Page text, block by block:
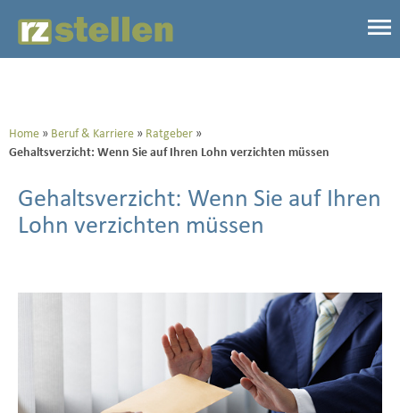
Home Beruf & Karriere
Ratgeber
Gehaltsverzicht: Wenn Sie auf Ihren Lohn verzichten müssen
Gehaltsverzicht: Wenn Sie auf Ihren
Lohn verzichten müssen